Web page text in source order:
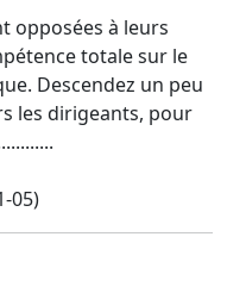
opposées à leurs
totale sur le
Descendez un peu
les dirigeants, pour
05)